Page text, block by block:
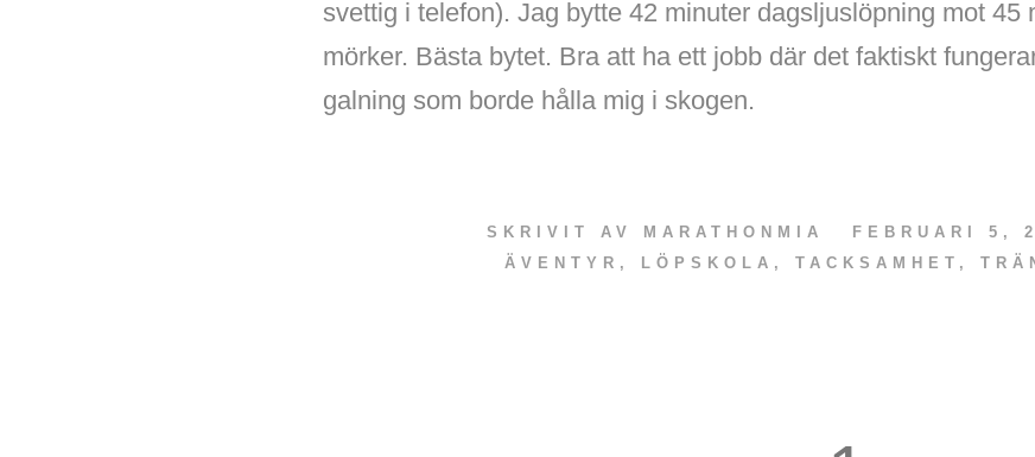
svettig i telefon). Jag bytte 42 minuter dagsljuslöpning mot 45
mörker. Bästa bytet. Bra att ha ett jobb där det faktiskt
galning som borde hålla mig i skogen.
SKRIVIT AV MARATHONMIA
FEBRUARI 5,
ÄVENTYR , LÖPSKOLA , TACKSAMHET ,